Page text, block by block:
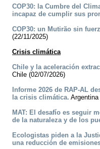
COP30: la Cumbre del
incapaz de cumplir sus
COP30: un Mutirão sin
(22/11/2025)
Crisis climática
Chile y la aceleración
Chile (02/07/2026)
Informe 2026 de RAP-AL
la crisis climática.
MAT: El desafío es seguir
de la naturaleza y de los
Ecologistas piden a la
una reducción de